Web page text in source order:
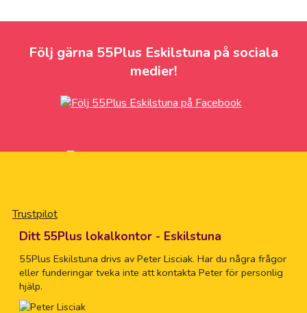
Följ gärna 55Plus Eskilstuna på sociala
medier!
Trustpilot
Ditt 55Plus lokalkontor - Eskilstuna
55Plus Eskilstuna drivs av Peter Lisciak. Har du några frågor
eller funderingar tveka inte att kontakta Peter för personlig
hjälp.